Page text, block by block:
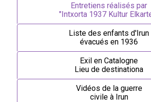
Entretiens réalisés par
"Intxorta 1937 Kultur
Liste des enfants d'Irun
évacués en 1936
Exil en Catalogne
Lieu de destinationa
Vidéos de la guerre
civile à Irun